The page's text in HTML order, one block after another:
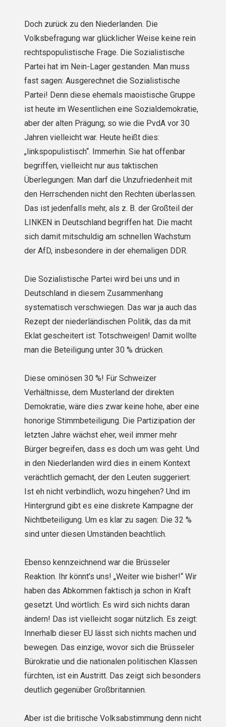
Doch zurück zu den Niederlanden. Die
Volksbefragung war glücklicher Weise keine rein
rechtspopulistische Frage. Die Sozialistische
Partei hat im Nein-Lager gestanden. Man muss
fast sagen: Aus­gerechnet die Sozialistische
Partei! Denn diese ehemals maoistische Gruppe
ist heute im Wesentlichen eine Sozialdemokratie,
aber der alten Prägung; so wie die PvdA vor 30
Jahren vielleicht war. Heute heißt dies:
„linkspopulistisch“. Immerhin. Sie hat offenbar
begriffen, vielleicht nur aus taktischen
Überlegungen: Man darf die Unzufriedenheit mit
den Herrschenden nicht den Rechten überlassen.
Das ist jedenfalls mehr, als z. B. der Großteil der
LINKEN in Deutschland begriffen hat. Die macht
sich damit mitschuldig am schnellen Wachstum
der AfD, insbesondere in der ehemaligen DDR.
Die Sozialistische Partei wird bei uns und in
Deutschland in diesem Zusammenhang
systematisch verschwiegen. Das war ja auch das
Rezept der niederländischen Politik, das da mit
Eklat gescheitert ist: Totschweigen! Damit wollte
man die Beteiligung unter 30 % drücken.
Diese ominösen 30 %! Für Schweizer
Verhältnisse, dem Musterland der direkten
Demokratie, wäre dies zwar keine hohe, aber eine
honorige Stimmbeteiligung. Die Partizipation der
letzten Jahre wächst eher, weil immer mehr
Bürger begreifen, dass es doch um was geht. Und
in den Niederlanden wird dies in einem Kontext
verächtlich gemacht, der den Leuten suggeriert:
Ist eh nicht verbindlich, wozu hingehen? Und im
Hintergrund gibt es eine diskrete Kampagne der
Nichtbeteiligung. Um es klar zu sagen: Die 32 %
sind unter diesen Umständen beachtlich.
Ebenso kennzeichnend war die Brüsseler
Reaktion. Ihr könnt’s uns! „Weiter wie bisher!“ Wir
haben das Abkommen faktisch ja schon in Kraft
gesetzt. Und wörtlich: Es wird sich nichts daran
ändern! Das ist vielleicht sogar nützlich. Es zeigt:
Innerhalb dieser EU lässt sich nichts machen und
bewegen. Das einzige, wovor sich die Brüsseler
Bürokratie und die nationalen politischen Klassen
fürchten, ist ein Austritt. Das zeigt sich besonders
deutlich gegenüber Großbritannien.
Aber ist die britische Volksabstimmung denn nicht